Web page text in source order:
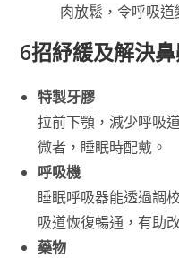
肉放鬆，令呼吸道
6招紓緩及解決
特製牙膠
拉前下顎，減少呼吸
微者，睡眠時配戴。
呼吸機
睡眠呼吸器能透過調
吸道恢復暢通，有助
藥物